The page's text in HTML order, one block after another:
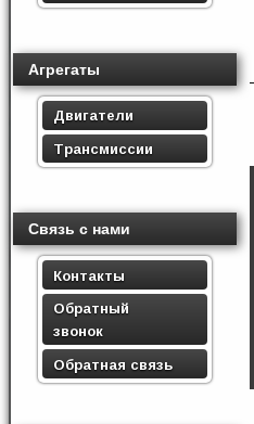
Агрегаты
Двигатели
Трансмиссии
Связь с нами
Контакты
Обратный
звонок
Обратная связь